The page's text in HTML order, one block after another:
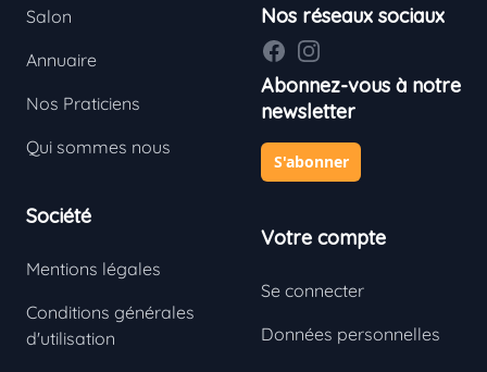
Salon
Annuaire
Nos Praticiens
Qui sommes nous
Société
Mentions légales
Conditions générales
d'utilisation
Nos réseaux sociaux
FacebookInstagram
Abonnez-vous à notre
newsletter
S'abonner
Votre compte
Se connecter
Données personnelles